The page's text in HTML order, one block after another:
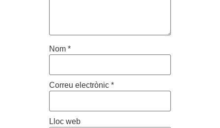
Nom *
Correu electrònic *
Lloc web